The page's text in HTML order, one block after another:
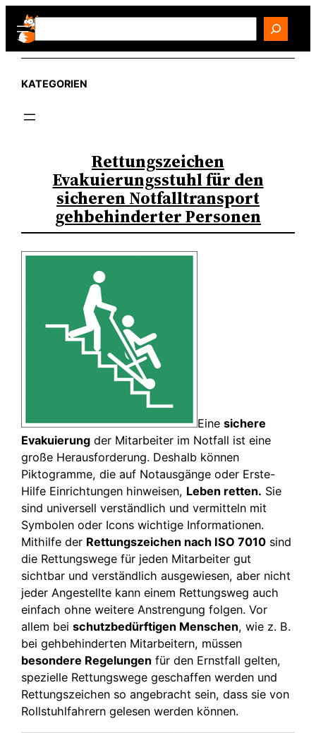
Zum
Inhalt
springen
Search
KATEGORIEN
Rettungszeichen
Evakuierungsstuhl für den
sicheren Notfalltransport
gehbehinderter Personen
Einesichere
Evakuierung der Mitarbeiter im Notfall ist eine
große Herausforderung. Deshalb können
Piktogramme, die auf Notausgänge oder Erste-
Hilfe Einrichtungen hinweisen, Leben retten. Sie
sind universell verständlich und vermitteln mit
Symbolen oder Icons wichtige Informationen.
Mithilfe der Rettungszeichen nach ISO 7010 sind
die Rettungswege für jeden Mitarbeiter gut
sichtbar und verständlich ausgewiesen, aber nicht
jeder Angestellte kann einem Rettungsweg auch
einfach ohne weitere Anstrengung folgen. Vor
allem beischutzbedürftigen Menschen, wie z. B.
bei gehbehinderten Mitarbeitern, müssen
besondere Regelungen für den Ernstfall gelten,
spezielle Rettungswege geschaffen werden und
Rettungszeichen so angebracht sein, dass sie von
Rollstuhlfahrern gelesen werden können.